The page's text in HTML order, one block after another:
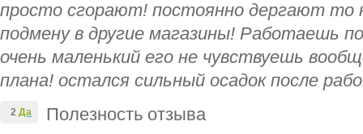
просто сгорают! постоянно дергают то
подмену в другие магазины! Работаешь
очень маленький его не чувствуешь
плана! остался сильный осадок после
Полезность отзыва
2 Да